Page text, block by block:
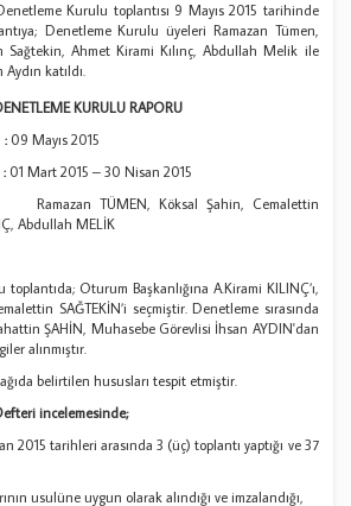
Kurulu toplantısı 9 Mayıs 2015 tarihinde
Denetleme Kurulu üyeleri Ramazan Tümen,
Sağtekin, Ahmet Kirami Kılınç, Abdullah Melik ile
katıldı.
KURULU RAPORU
09 Mayıs 2015
01 Mart 2015 – 30 Nisan 2015
Ramazan TÜMEN, Köksal Şahin, Cemalettin
Abdullah MELİK
Oturum Başkanlığına A.Kirami KILINÇ’ı,
SAĞTEKİN’i seçmiştir. Denetleme sırasında
ŞAHİN, Muhasebe Görevlisi İhsan AYDIN'dan
alınmıştır.
belirtilen hususları tespit etmiştir.
incelemesinde;
2015 tarihleri arasında 3 (üç) toplantı yaptığı ve 37
usulüne uygun olarak alındığı ve imzalandığı,